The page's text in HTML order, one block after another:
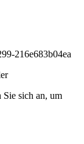
216e683b04ea
Sie sich an, um